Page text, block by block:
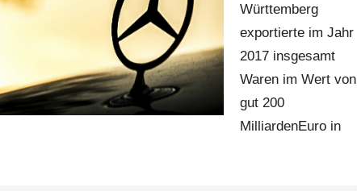
Württemberg
exportierte im Jahr
2017 insgesamt
Waren im Wert von
gut 200
MilliardenEuro in